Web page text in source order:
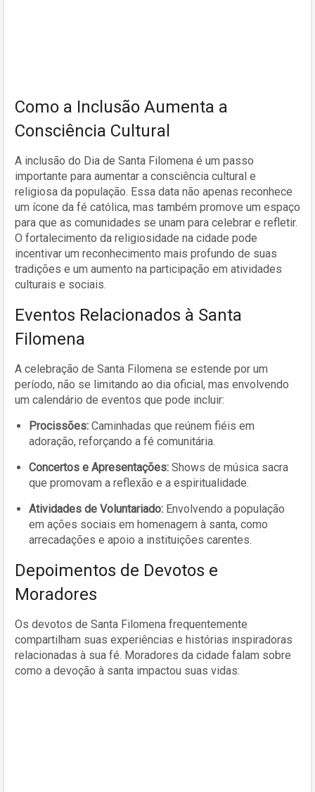
Como a Inclusão Aumenta a
Consciência Cultural
A inclusão do Dia de Santa Filomena é um passo
importante para aumentar a consciência cultural e
religiosa da população. Essa data não apenas reconhece
um ícone da fé católica, mas também promove um espaço
para que as comunidades se unam para celebrar e refletir.
O fortalecimento da religiosidade na cidade pode
incentivar um reconhecimento mais profundo de suas
tradições e um aumento na participação em atividades
culturais e sociais.
Eventos Relacionados à Santa
Filomena
A celebração de Santa Filomena se estende por um
período, não se limitando ao dia oficial, mas envolvendo
um calendário de eventos que pode incluir:
Procissões: Caminhadas que reúnem fiéis em
adoração, reforçando a fé comunitária.
Concertos e Apresentações: Shows de música sacra
que promovam a reflexão e a espiritualidade.
Atividades de Voluntariado: Envolvendo a população
em ações sociais em homenagem à santa, como
arrecadações e apoio a instituições carentes.
Depoimentos de Devotos e
Moradores
Os devotos de Santa Filomena frequentemente
compartilham suas experiências e histórias inspiradoras
relacionadas à sua fé. Moradores da cidade falam sobre
como a devoção à santa impactou suas vidas: